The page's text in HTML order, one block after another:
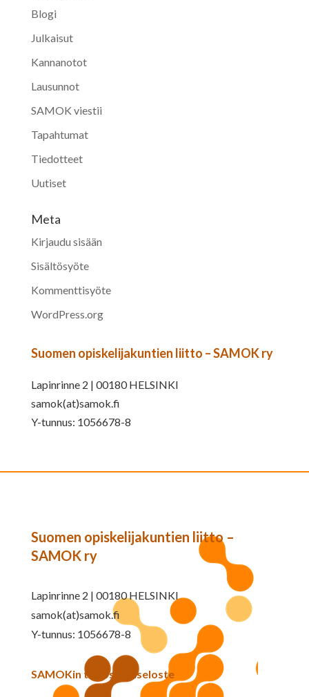
Blogi
Julkaisut
Kannanotot
Lausunnot
SAMOK viestii
Tapahtumat
Tiedotteet
Uutiset
Meta
Kirjaudu sisään
Sisältösyöte
Kommenttisyöte
WordPress.org
Suomen opiskelijakuntien liitto – SAMOK ry
Lapinrinne 2 | 00180 HELSINKI
samok(at)samok.fi
Y-tunnus: 1056678-8
Suomen opiskelijakuntien liitto –
SAMOK ry
Lapinrinne 2 | 00180 HELSINKI
samok(at)samok.fi
Y-tunnus: 1056678-8
SAMOKin tietosuojaseloste